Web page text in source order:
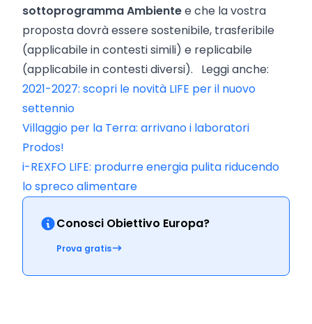
sottoprogramma Ambientee che la vostra
proposta dovrà essere sostenibile, trasferibile
(applicabile in contesti simili) e replicabile
(applicabile in contesti diversi). Leggi anche:
2021-2027: scopri le novità LIFE per il nuovo
settennio
Villaggio per la Terra: arrivano i laboratori
Prodos!
i-REXFO LIFE: produrre energia pulita riducendo
lo spreco alimentare
Conosci Obiettivo Europa?
Prova gratis